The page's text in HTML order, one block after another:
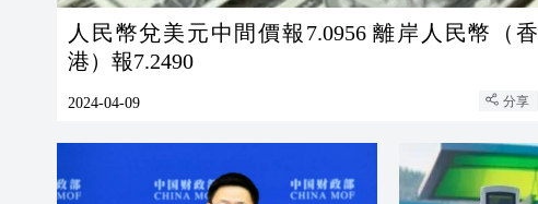
人民幣兌美元中間價報7.0956 離岸人民幣（香
港）報7.2490
2024-04-09 分享